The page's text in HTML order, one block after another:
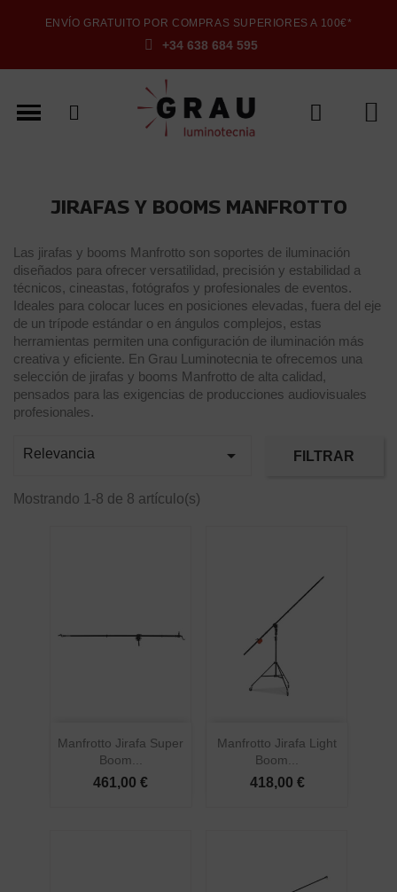
ENVÍO GRATUITO POR COMPRAS SUPERIORES A 100€*
+34 638 684 595
JIRAFAS Y BOOMS MANFROTTO
Las jirafas y booms Manfrotto son soportes de iluminación
diseñados para ofrecer versatilidad, precisión y estabilidad a
técnicos, cineastas, fotógrafos y profesionales de eventos.
Ideales para colocar luces en posiciones elevadas, fuera del eje
de un trípode estándar o en ángulos complejos, estas
herramientas permiten una configuración de iluminación más
creativa y eficiente. En Grau Luminotecnia te ofrecemos una
selección de jirafas y booms Manfrotto de alta calidad,
pensados para las exigencias de producciones audiovisuales
profesionales.
Relevancia  FILTRAR
Mostrando 1-8 de 8 artículo(s)
Manfrotto Jirafa Super
Boom...
461,00 €
Manfrotto Jirafa Light
Boom...
418,00 €